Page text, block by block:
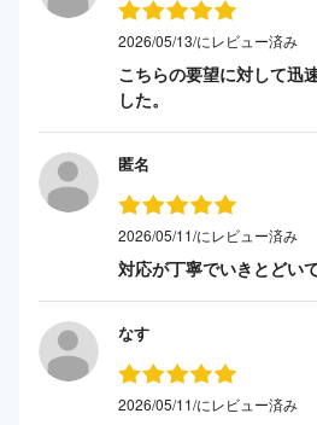
2026/05/13/にレビュー済み
こちらの要望に対して迅
した。
匿名
2026/05/11/にレビュー済み
対応が丁寧でいきとどいて
なす
2026/05/11/にレビュー済み